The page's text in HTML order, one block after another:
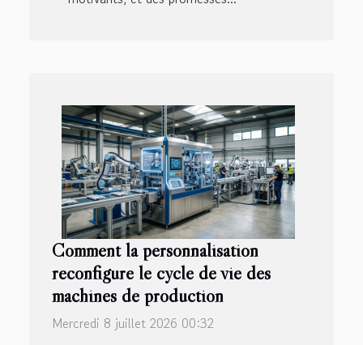
Comment la personnalisation
reconfigure le cycle de vie des
machines de production
Mercredi 8 juillet 2026 00:32